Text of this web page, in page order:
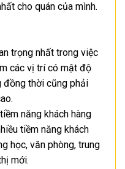
cho quán của mình.
trọng nhất trong việc
các vị trí có mật độ
đồng thời cũng phải
năng khách hàng
tiềm năng khách
học, văn phòng, trung
mới.